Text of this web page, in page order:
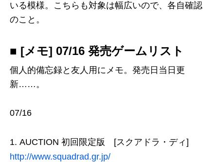
いる模様。こちらも対象は幅広いので、各自確認
のこと。
■ [メモ] 07/16 発売ゲームリスト
個人的備忘録と友人用にメモ。発売日当日更
新……。
07/16
AUCTION 初回限定版 [スクアドラ・ディ]
http://www.squadrad.gr.jp/